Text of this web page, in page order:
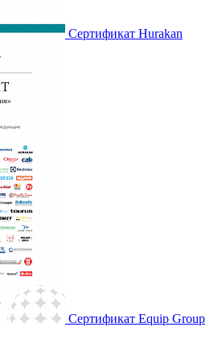
Сертификат Hurakan
Сертификат Equip Group